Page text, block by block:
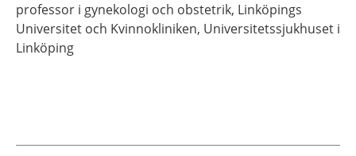
professor i gynekologi och obstetrik, Linköpings
Universitet och Kvinnokliniken, Universitetssjukhuset i
Linköping